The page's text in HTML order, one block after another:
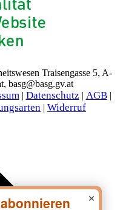
Traisengasse 5, A-
basg@basg.gv.at
| Datenschutz | AGB|
| Widerruf
×